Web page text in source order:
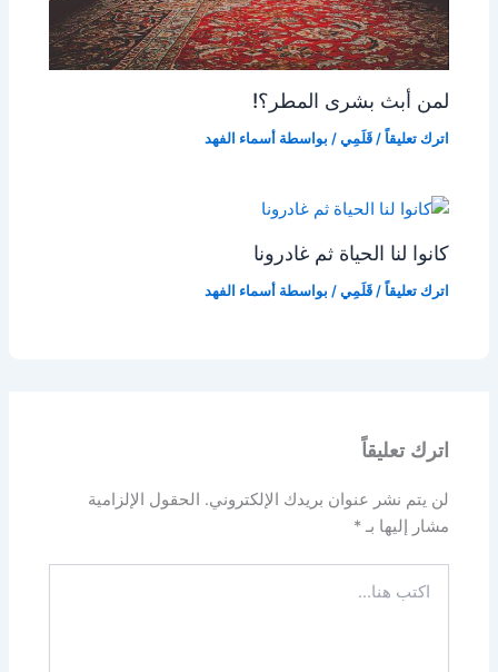
لمن أبث بشرى المطر؟!
اترك تعليقاً /قَلَمِي / بواسطة أسماء الفهد
كانوا لنا الحياة ثم غادرونا
اترك تعليقاً /قَلَمِي / بواسطة أسماء الفهد
اترك تعليقاً
لن يتم نشر عنوان بريدك الإلكتروني. الحقول الإلزامية
مشار إليها بـ*
هنا...